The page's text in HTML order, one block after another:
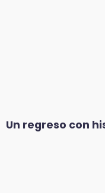
Un regreso con